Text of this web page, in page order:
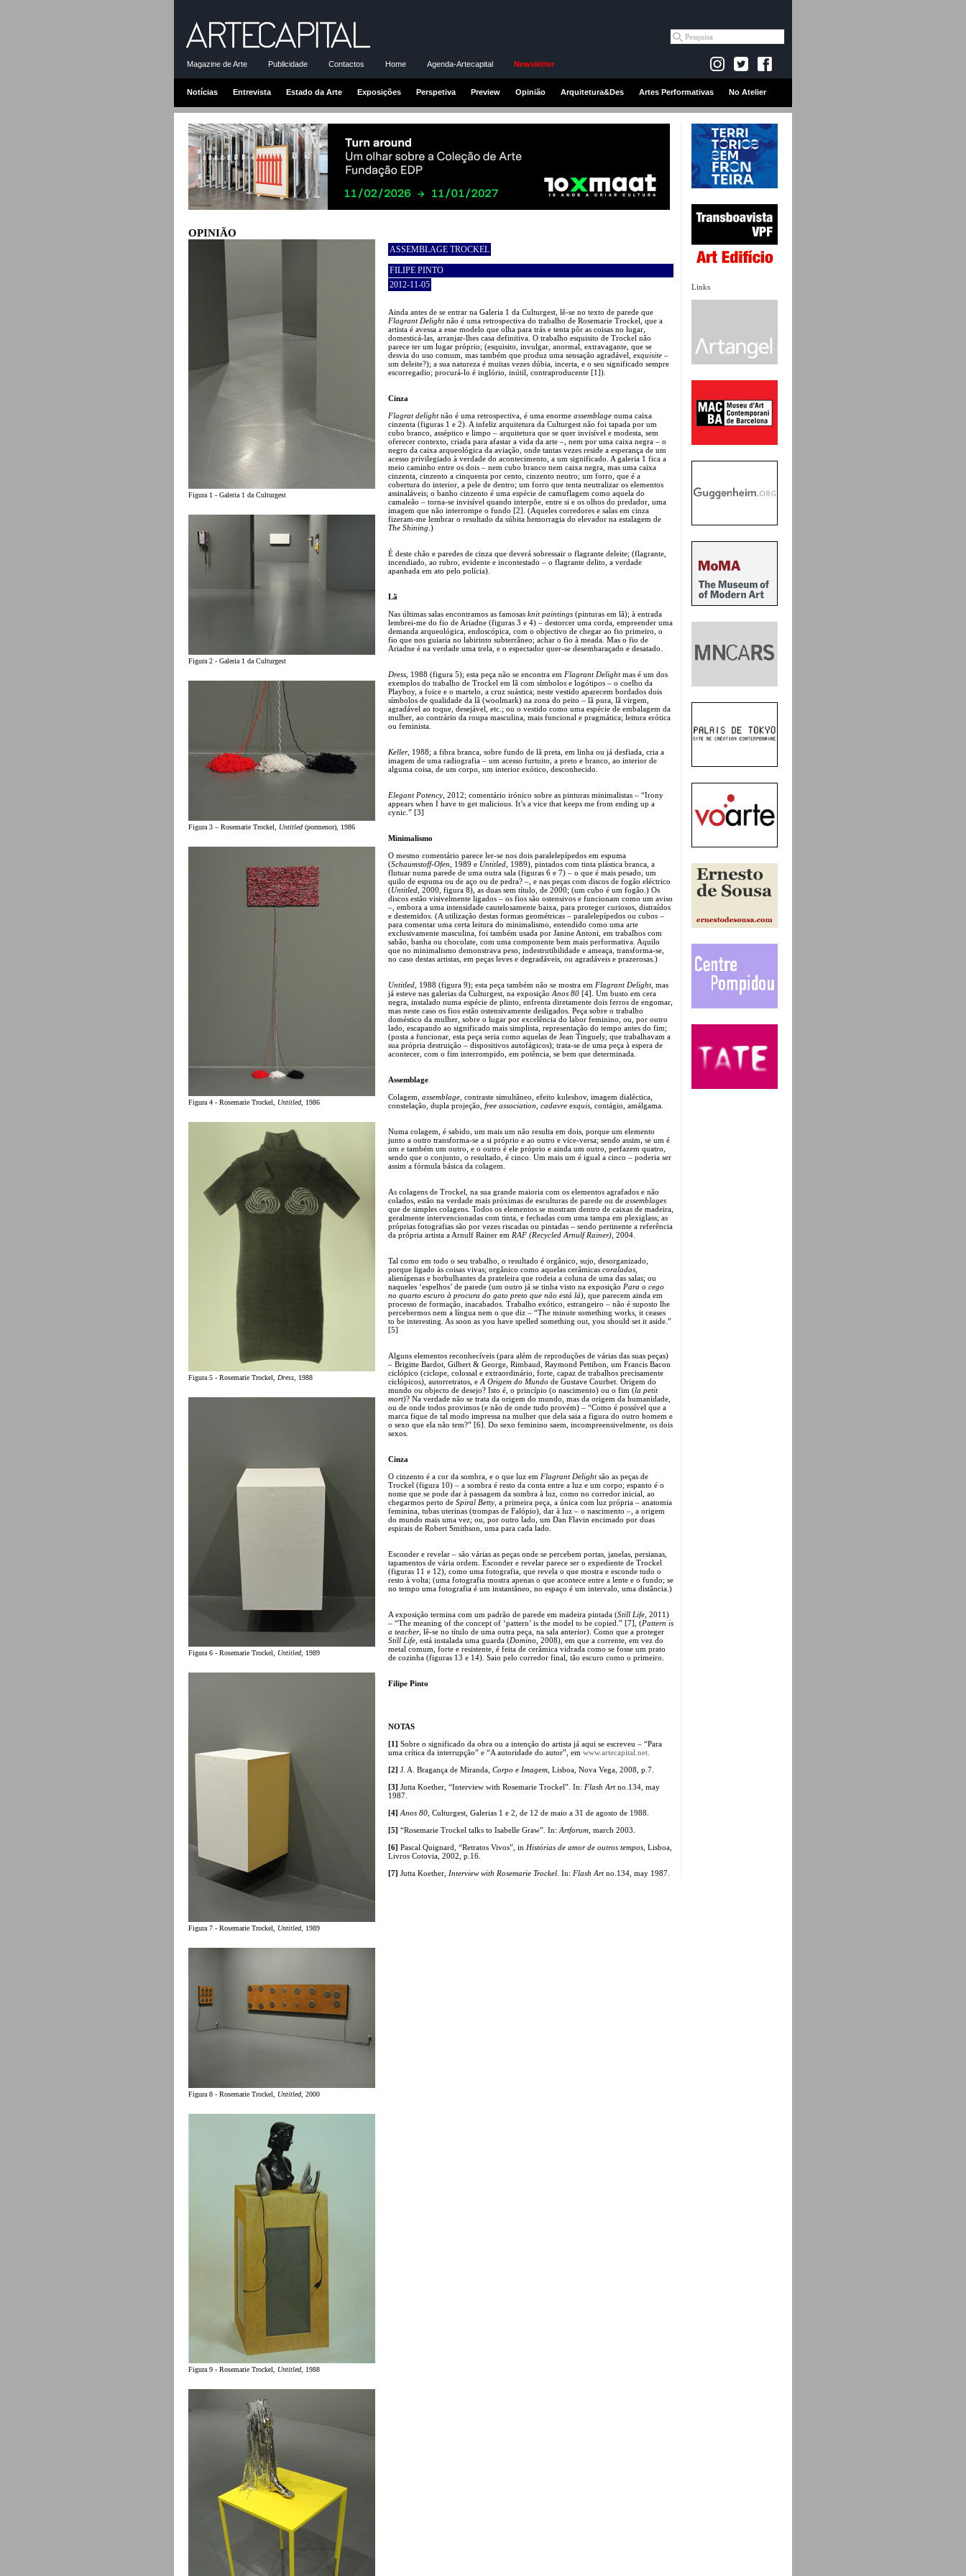
Magazine de Arte Publicidade Contactos Home Agenda-Artecapital Newsletter
Notícias Entrevista Estado da Arte Exposições Perspetiva Preview Opinião Arquitetura&Des Artes Performativas No Atelier
Links
OPINIÃO
Figura 1 - Galeria 1 da Culturgest
Figura 2 - Galeria 1 da Culturgest
Figura 3 – Rosemarie Trockel, Untitled (pormenor), 1986
Figura 4 - Rosemarie Trockel, Untitled , 1986
Figura 5 - Rosemarie Trockel, Dress , 1988
Figura 6 - Rosemarie Trockel, Untitled , 1989
Figura 7 - Rosemarie Trockel, Untitled , 1989
Figura 8 - Rosemarie Trockel, Untitled , 2000
Figura 9 - Rosemarie Trockel, Untitled , 1988
ASSEMBLAGE TROCKEL
FILIPE PINTO
2012-11-05
Ainda antes de se entrar na Galeria 1 da Culturgest, lê-se no texto de parede que
Flagrant Delightnão é uma retrospectiva do trabalho de Rosemarie Trockel, que a
artista é avessa a esse modelo que olha para trás e tenta pôr as coisas no lugar,
domesticá-las, arranjar-lhes casa definitiva. O trabalho esquisito de Trockel não
parece ter um lugar próprio; (esquisito, invulgar, anormal, extravagante, que se
desvia do uso comum, mas também que produz uma sensação agradável, exquisite –
um deleite?); a sua natureza é muitas vezes dúbia, incerta, e o seu significado sempre
escorregadio; procurá-lo é inglório, inútil, contraproducente [1]).
Cinza
Flagrat delightnão é uma retrospectiva, é uma enorme assemblage numa caixa
cinzenta (figuras 1 e 2). A infeliz arquitetura da Culturgest não foi tapada por um
cubo branco, asséptico e limpo – arquitetura que se quer invisível e modesta, sem
oferecer contexto, criada para afastar a vida da arte –, nem por uma caixa negra – o
negro da caixa arqueológica da aviação, onde tantas vezes reside a esperança de um
acesso privilegiado à verdade do acontecimento, a um significado. A galeria 1 fica a
meio caminho entre os dois – nem cubo branco nem caixa negra, mas uma caixa
cinzenta, cinzento a cinquenta por cento, cinzento neutro; um forro, que é a
cobertura do interior, a pele de dentro; um forro que tenta neutralizar os elementos
assinaláveis; o banho cinzento é uma espécie de camuflagem como aquela do
camaleão – torna-se invisível quando interpõe, entre si e os olhos do predador, uma
imagem que não interrompe o fundo [2]. (Aqueles corredores e salas em cinza
fizeram-me lembrar o resultado da súbita hemorragia do elevador na estalagem de
The Shining .)
É deste chão e paredes de cinza que deverá sobressair o flagrante deleite; (flagrante,
incendiado, ao rubro, evidente e incontestado – o flagrante delito, a verdade
apanhada em ato pelo polícia).
Lã
Nas últimas salas encontramos as famosas knit paintings (pinturas em lã); à entrada
lembrei-me do fio de Ariadne (figuras 3 e 4) – destorcer uma corda, empreender uma
demanda arqueológica, endoscópica, com o objectivo de chegar ao fio primeiro, o
fio que nos guiaria no labirinto subterrâneo; achar o fio à meada. Mas o fio de
Ariadne é na verdade uma trela, e o espectador quer-se desembaraçado e desatado.
Dress , 1988 (figura 5); esta peça não se encontra em Flagrant Delightmas é um dos
exemplos do trabalho de Trockel em lã com símbolos e logótipos – o coelho da
Playboy, a foice e o martelo, a cruz suástica; neste vestido aparecem bordados dois
símbolos de qualidade da lã (woolmark) na zona do peito – lã pura, lã virgem,
agradável ao toque, desejável, etc.; ou o vestido como uma espécie de embalagem da
mulher, ao contrário da roupa masculina, mais funcional e pragmática; leitura erótica
ou feminista.
Keller, 1988; a fibra branca, sobre fundo de lã preta, em linha ou já desfiada, cria a
imagem de uma radiografia – um acesso furtuito, a preto e branco, ao interior de
alguma coisa, de um corpo, um interior exótico, desconhecido.
Elegant Potency , 2012; comentário irónico sobre as pinturas minimalistas – “Irony
appears when I have to get malicious. It’s a vice that keeps me from ending up a
cynic.” [3]
Minimalismo
O mesmo comentário parece ler-se nos dois paralelepípedos em espuma
(Schaumstoff-Ofen , 1989 e Untitled , 1989), pintados com tinta plástica branca, a
flutuar numa parede de uma outra sala (figuras 6 e 7) – o que é mais pesado, um
quilo de espuma ou de aço ou de pedra? –, e nas peças com discos de fogão eléctrico
(Untitled , 2000, figura 8), as duas sem título, de 2000; (um cubo é um fogão.) Os
discos estão visivelmente ligados – os fios são ostensivos e funcionam como um aviso
–, embora a uma intensidade cautelosamente baixa, para proteger curiosos, distraídos
e destemidos. (A utilização destas formas geométricas – paralelepípedos ou cubos –
para comentar uma certa leitura do minimalismo, entendido como uma arte
exclusivamente masculina, foi também usada por Janine Antoni, em trabalhos com
sabão, banha ou chocolate, com uma componente bem mais performativa. Aquilo
que no minimalismo demonstrava peso, indestrutibilidade e ameaça, transforma-se,
no caso destas artistas, em peças leves e degradáveis, ou agradáveis e prazerosas.)
Untitled , 1988 (figura 9); esta peça também não se mostra em Flagrant Delight, mas
já esteve nas galerias da Culturgest, na exposição Anos 80 [4]. Um busto em cera
negra, instalado numa espécie de plinto, enfrenta diretamente dois ferros de engomar,
mas neste caso os fios estão ostensivamente desligados. Peça sobre o trabalho
doméstico da mulher, sobre o lugar por excelência do labor feminino, ou, por outro
lado, escapando ao significado mais simplista, representação do tempo antes do fim;
(posta a funcionar, esta peça seria como aquelas de Jean Tinguely, que trabalhavam a
sua própria destruição – dispositivos autofágicos); trata-se de uma peça à espera de
acontecer, com o fim interrompido, em potência, se bem que determinada.
Assemblage
Colagem, assemblage , contraste simultâneo, efeito kuleshov, imagem dialéctica,
constelação, dupla projeção, free association cadavre exquis , contágio, amálgama.
Numa colagem, é sabido, um mais um não resulta em dois, porque um elemento
junto a outro transforma-se a si próprio e ao outro e vice-versa; sendo assim, se um é
um e também um outro, e o outro é ele próprio e ainda um outro, perfazem quatro,
sendo que o conjunto, o resultado, é cinco. Um mais um é igual a cinco – poderia ser
assim a fórmula básica da colagem.
As colagens de Trockel, na sua grande maioria com os elementos agrafados e não
colados, estão na verdade mais próximas de esculturas de parede ou de assemblages
que de simples colagens. Todos os elementos se mostram dentro de caixas de madeira,
geralmente intervencionadas com tinta, e fechadas com uma tampa em plexiglass; as
próprias fotografias são por vezes riscadas ou pintadas – sendo pertinente a referência
da própria artista a Arnulf Rainer em RAF (Recycled Arnulf Rainer) , 2004.
Tal como em todo o seu trabalho, o resultado é orgânico, sujo, desorganizado,
porque ligado às coisas vivas; orgânico como aquelas cerâmicas coraladas
alienígenas e borbulhantes da prateleira que rodeia a coluna de uma das salas; ou
naqueles ‘espelhos’ de parede (um outro já se tinha visto na exposição Para o cego
no quarto escuro à procura do gato preto que não está lá), que parecem ainda em
processo de formação, inacabados. Trabalho exótico, estrangeiro – não é suposto lhe
percebermos nem a língua nem o que diz – “The minute something works, it ceases
to be interesting. As soon as you have spelled something out, you should set it aside.”
[5]
Alguns elementos reconhecíveis (para além de reproduções de várias das suas peças)
– Brigitte Bardot, Gilbert & George, Rimbaud, Raymond Pettibon, um Francis Bacon
ciclópico (ciclope, colossal e extraordinário, forte, capaz de trabalhos precisamente
ciclópicos), autorretratos, e A Origem do Mundo de Gustave Courbet. Origem do
mundo ou objecto de desejo? Isto é, o princípio (o nascimento) ou o fim (la petit
mort)? Na verdade não se trata da origem do mundo, mas da origem da humanidade,
ou de onde todos provimos (e não de onde tudo provém) – “Como é possível que a
marca fique de tal modo impressa na mulher que dela saia a figura do outro homem e
o sexo que ela não tem?” [6]. Do sexo feminino saem, incompreensivelmente, os dois
sexos.
Cinza
O cinzento é a cor da sombra, e o que luz em Flagrant Delightsão as peças de
Trockel (figura 10) – a sombra é resto da conta entre a luz e um corpo; espanto é o
nome que se pode dar à passagem da sombra à luz, como no corredor inicial, ao
chegarmos perto de Spiral Betty , a primeira peça, a única com luz própria – anatomia
feminina, tubas uterinas (trompas de Falópio), dar à luz – o nascimento –, a origem
do mundo mais uma vez; ou, por outro lado, um Dan Flavin encimado por duas
espirais de Robert Smithson, uma para cada lado.
Esconder e revelar – são várias as peças onde se percebem portas, janelas, persianas,
tapamentos de vária ordem. Esconder e revelar parece ser o expediente de Trockel
(figuras 11 e 12), como uma fotografia, que revela o que mostra e esconde tudo o
resto à volta; (uma fotografia mostra apenas o que acontece entre a lente e o fundo; se
no tempo uma fotografia é um instantâneo, no espaço é um intervalo, uma distância.)
A exposição termina com um padrão de parede em madeira pintada (Still Life , 2011)
– “The meaning of the concept of ‘pattern’ is the model to be copied.” [7], (Pattern is
a teacher, lê-se no título de uma outra peça, na sala anterior). Como que a proteger
Still Life , está instalada uma guarda (Domino , 2008), em que a corrente, em vez do
metal comum, forte e resistente, é feita de cerâmica vidrada como se fosse um prato
de cozinha (figuras 13 e 14). Saio pelo corredor final, tão escuro como o primeiro.
Filipe Pinto
NOTAS
[1] Sobre o significado da obra ou a intenção do artista já aqui se escreveu – “Para
uma crítica da interrupção” e “A autoridade do autor”, em www.artecapital.net.
[2] J. A. Bragança de Miranda, Corpo e Imagem , Lisboa, Nova Vega, 2008, p.7.
[3] Jutta Koether, “Interview with Rosemarie Trockel”. In: Flash Artno.134, may
1987.
[4] Anos 80 , Culturgest, Galerias 1 e 2, de 12 de maio a 31 de agosto de 1988.
[5] “Rosemarie Trockel talks to Isabelle Graw”. In: Artforum , march 2003.
[6] Pascal Quignard, “Retratos Vivos”, in Histórias de amor de outros tempos , Lisboa,
Livros Cotovia, 2002, p.16.
[7] Jutta Koether, Interview with Rosemarie Trockel . In: Flash Artno.134, may 1987.